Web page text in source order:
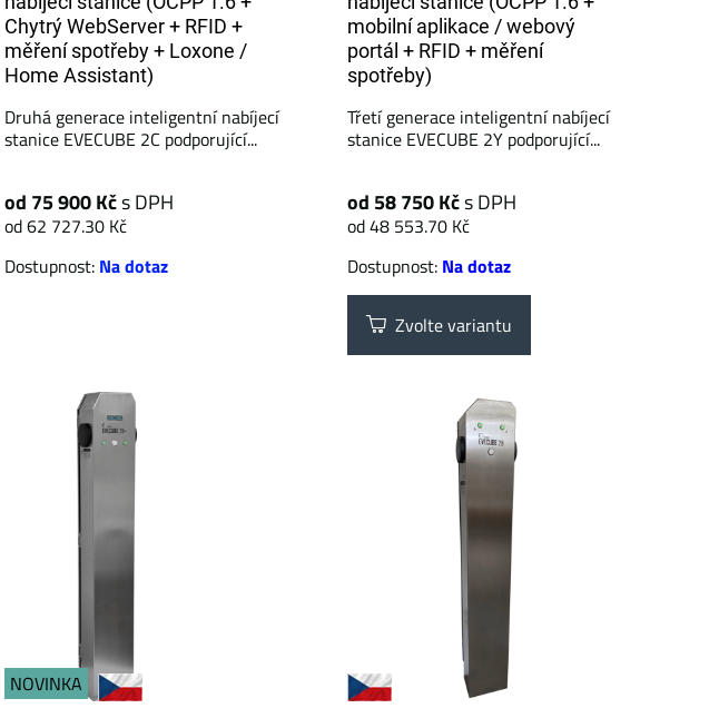
Chytrý WebServer + RFID +
měření spotřeby + Loxone /
Home Assistant)
Druhá generace inteligentní nabíjecí
stanice EVECUBE 2C podporující...
od 75 900 Kčs DPH
od 62 727.30 Kč
Dostupnost: Na dotaz
mobilní aplikace / webový
portál + RFID + měření
spotřeby)
Třetí generace inteligentní nabíjecí
stanice EVECUBE 2Y podporující...
od 58 750 Kčs DPH
od 48 553.70 Kč
Dostupnost: Na dotaz
Zvolte variantu
NOVINKA